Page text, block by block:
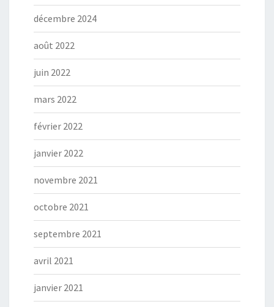
décembre 2024
août 2022
juin 2022
mars 2022
février 2022
janvier 2022
novembre 2021
octobre 2021
septembre 2021
avril 2021
janvier 2021